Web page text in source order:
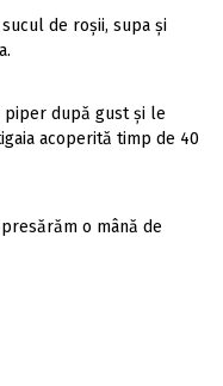
de roșii, supa și
piper după gust și le
acoperită timp de 40
o mână de